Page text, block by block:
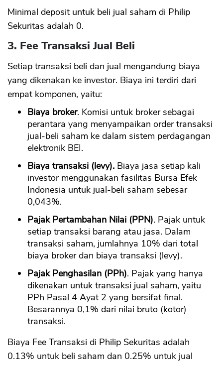
Minimal deposit untuk beli jual saham di Philip
Sekuritas adalah 0.
3. Fee Transaksi Jual Beli
Setiap transaksi beli dan jual mengandung biaya
yang dikenakan ke investor. Biaya ini terdiri dari
empat komponen, yaitu:
Biaya broker. Komisi untuk broker sebagai
perantara yang menyampaikan order transaksi
jual-beli saham ke dalam sistem perdagangan
elektronik BEI.
Biaya transaksi (levy). Biaya jasa setiap kali
investor menggunakan fasilitas Bursa Efek
Indonesia untuk jual-beli saham sebesar
0,043%.
Pajak Pertambahan Nilai (PPN). Pajak untuk
setiap transaksi barang atau jasa. Dalam
transaksi saham, jumlahnya 10% dari total
biaya broker dan biaya transaksi (levy).
Pajak Penghasilan (PPh). Pajak yang hanya
dikenakan untuk transaksi jual saham, yaitu
PPh Pasal 4 Ayat 2 yang bersifat final.
Besarannya 0,1% dari nilai bruto (kotor)
transaksi.
Biaya Fee Transaksi di Philip Sekuritas adalah
0.13% untuk beli saham dan 0.25% untuk jual